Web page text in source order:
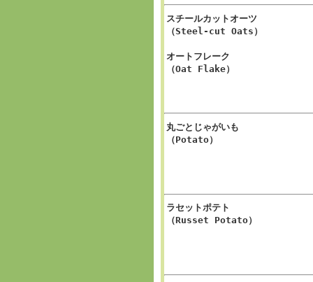
スチールカットオーツ
（Steel-cut Oats）
オートフレーク
（Oat Flake）
丸ごとじゃがいも
（Potato）
ラセットポテト
（Russet Potato）